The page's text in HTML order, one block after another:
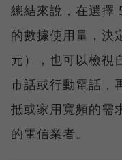
總結來說，在選擇
的數據使用量，決
元），也可以檢視
市話或行動電話，
抵或家用寬頻的需
的電信業者。